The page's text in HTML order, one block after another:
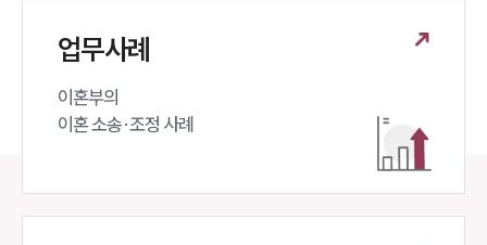
업무사례
이혼부의
이혼 소송·조정 사례